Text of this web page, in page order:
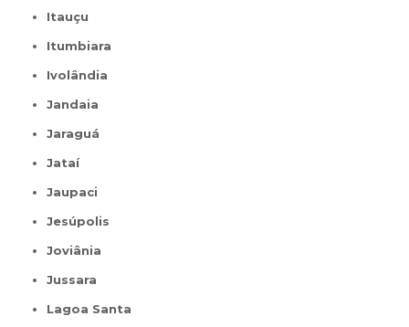
Itauçu
Itumbiara
Ivolândia
Jandaia
Jaraguá
Jataí
Jaupaci
Jesúpolis
Joviânia
Jussara
Lagoa Santa